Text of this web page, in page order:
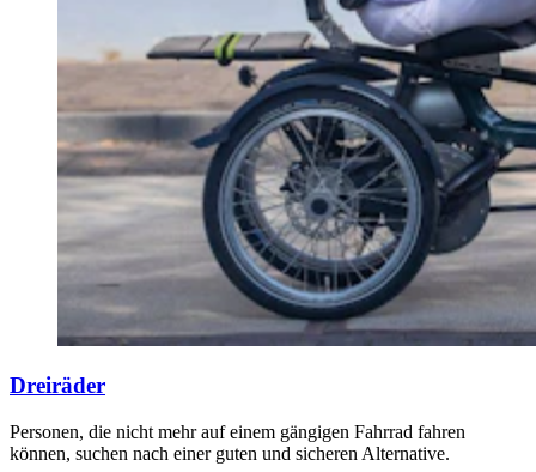
Dreiräder
Personen, die nicht mehr auf einem gängigen Fahrrad fahren
können, suchen nach einer guten und sicheren Alternative.